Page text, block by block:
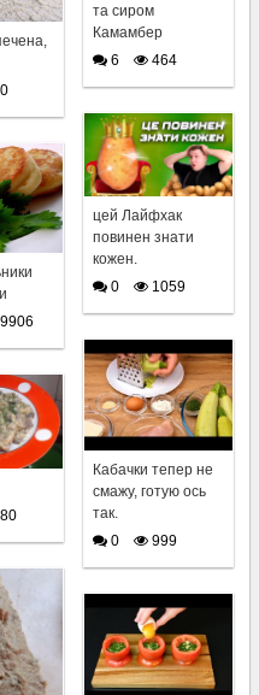
та сиром
Камамбер
6
464
цей Лайфхак
повинен знати
кожен.
0
1059
Кабачки тепер не
смажу, готую ось
так.
0
999